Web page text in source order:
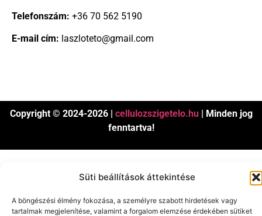
Süti beállítások áttekintése
A böngészési élmény fokozása, a személyre szabott hirdetések vagy
tartalmak megjelenítése, valamint a forgalom elemzése érdekében sütiket
Telefonszám: +36 70 562 5190
E-mail cím: laszloteto@gmail.com
Copyright © 2024-2026 | cellulozszigetelo.hu| Minden jog
fenntartva!